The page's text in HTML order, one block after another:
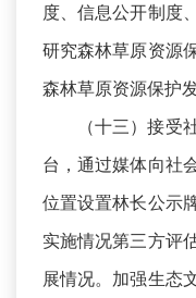
度、信息公开制度
研究森林草原资源
森林草原资源保护
（十三）接
台，通过媒体向社
位置设置林长公示
实施情况第三方评
展情况。加强生态